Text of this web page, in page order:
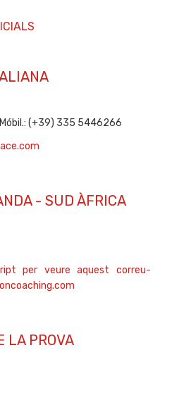
(+39) 335 5446266
- SUD ÀFRICA
per veure aquest correu-
LA PROVA